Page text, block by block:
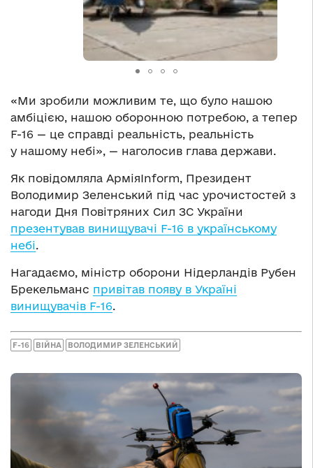
«Ми зробили можливим те, що було нашою
амбіцією, нашою оборонною потребою, а тепер
F-16 — це справді реальність, реальність
у нашому небі», — наголосив глава держави.
Як повідомляла АрміяInform, Президент
Володимир Зеленський під час урочистостей з
нагоди Дня Повітряних Сил ЗС України
презентував винищувачі F-16 в українському
небі.
Нагадаємо, міністр оборони Нідерландів Рубен
Брекельманс привітав появу в Україні
винищувачів F-16.
F-16 ВІЙНА ВОЛОДИМИР ЗЕЛЕНСЬКИЙ